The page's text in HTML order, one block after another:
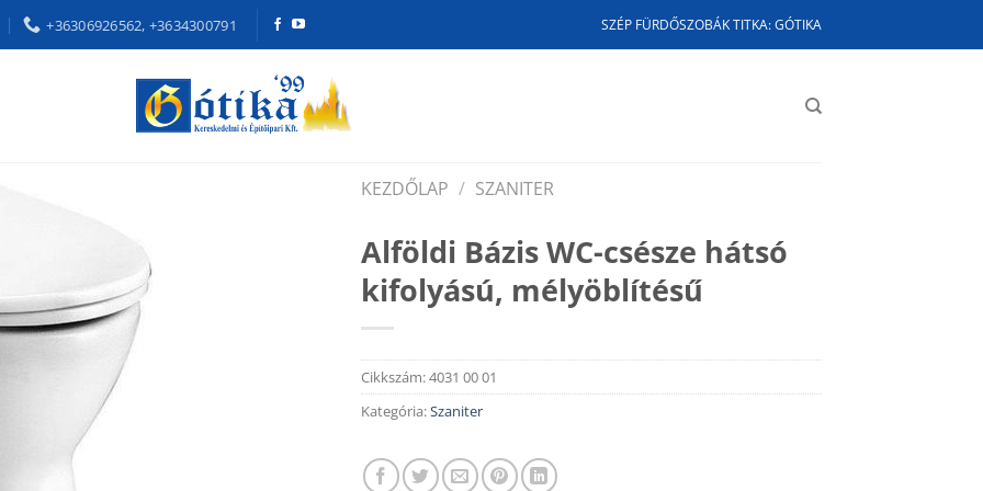
+36306926562, +3634300791 SZÉP FÜRDŐSZOBÁK TITKA: GÓTIKA
KEZDŐLAP / SZANITER
Alföldi Bázis WC-csésze hátsó
kifolyású, mélyöblítésű
Cikkszám:4031 00 01
Kategória:Szaniter